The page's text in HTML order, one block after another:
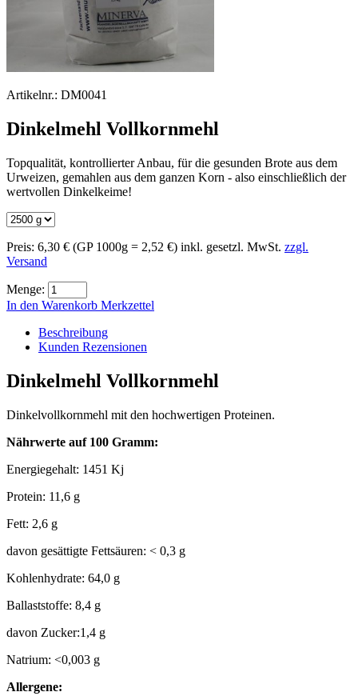
Artikelnr.: DM0041
Dinkelmehl Vollkornmehl
Topqualität, kontrollierter Anbau, für die gesunden Brote aus dem
Urweizen, gemahlen aus dem ganzen Korn - also einschließlich der
wertvollen Dinkelkeime!
Preis: 6,30 € (GP 1000g = 2,52 €) inkl. gesetzl. MwSt. zzgl.
Versand
Menge:
In den Warenkorb Merkzettel
Beschreibung
Kunden Rezensionen
Dinkelmehl Vollkornmehl
Dinkelvollkornmehl mit den hochwertigen Proteinen.
Nährwerte auf 100 Gramm:
Energiegehalt: 1451 Kj
Protein: 11,6 g
Fett: 2,6 g
davon gesättigte Fettsäuren: < 0,3 g
Kohlenhydrate: 64,0 g
Ballaststoffe: 8,4 g
davon Zucker:1,4 g
Natrium: <0,003 g
Allergene: